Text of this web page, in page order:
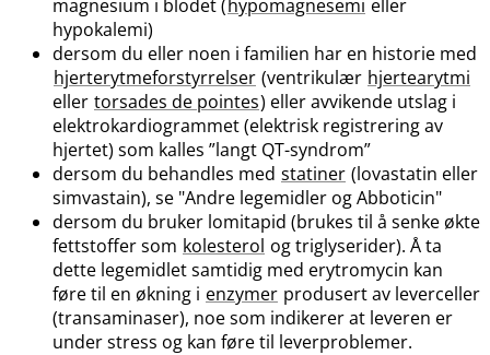
magnesium i blodet (hypomagnesemi eller
hypokalemi)
dersom du eller noen i familien har en historie med
hjerterytmeforstyrrelser (ventrikulær hjertearytmi
eller torsades de pointes) eller avvikende utslag i
elektrokardiogrammet (elektrisk registrering av
hjertet) som kalles ”langt QT-syndrom”
dersom du behandles med statiner (lovastatin eller
simvastain), se "Andre legemidler og Abboticin"
dersom du bruker lomitapid (brukes til å senke økte
fettstoffer som kolesterol og triglyserider). Å ta
dette legemidlet samtidig med erytromycin kan
føre til en økning i enzymer produsert av leverceller
(transaminaser), noe som indikerer at leveren er
under stress og kan føre til leverproblemer.